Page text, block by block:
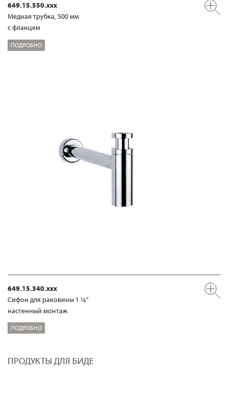
649.15.550.xxx
Медная трубка, 500 мм
с фланцем
ПОДРОБНО
649.15.340.xxx
Сифон для раковины 1 ¼“
настенный монтаж
ПОДРОБНО
ПРОДУКТЫ ДЛЯ БИДЕ